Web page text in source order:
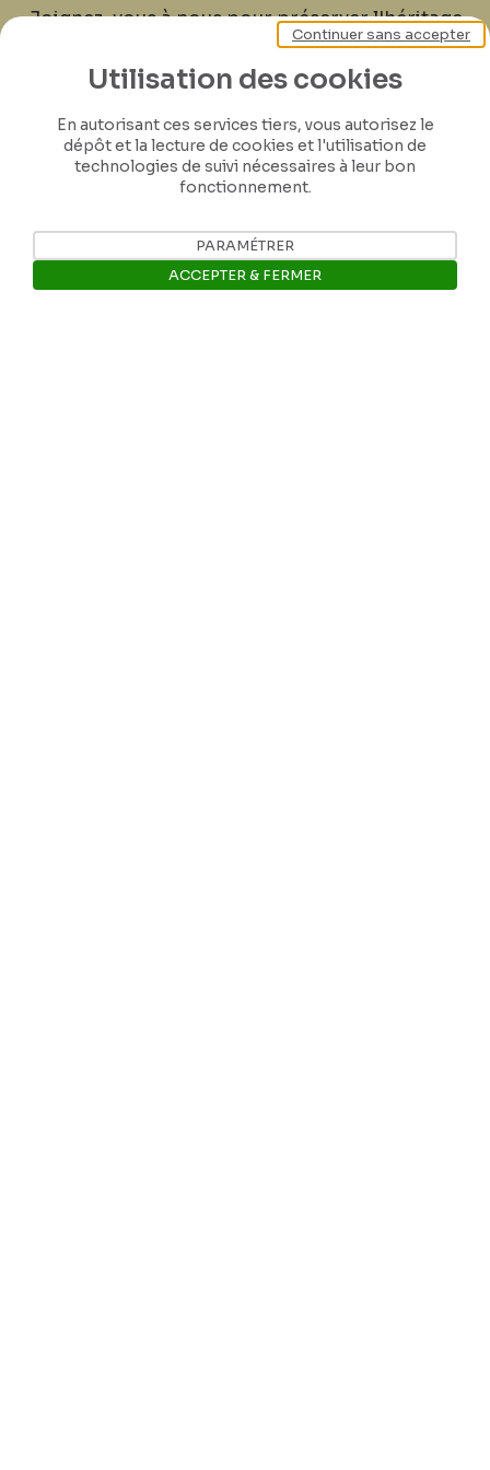
Joignez-vous à nous pour préserver l'héritage
de Félicien Rops ! Partagez vos lettres,
documents et connaissances afin de
les générations futures.
Je contribue
Utilisation des cookies
En autorisant ces services tiers, vous autorisez le
dépôt et la lecture de cookies et l'utilisation de
technologies de suivi nécessaires à leur bon
fonctionnement.
Continuer sans accepter
PARAMÉTRER
ACCEPTER & FERMER